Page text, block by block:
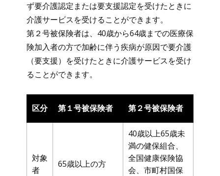
ず要介護認定または要支援認定を受けたときに
介護サービスを受けることができます。
第２号被保険者は、40歳から64歳までの医療保
険加入者の方で加齢に伴う疾病が原因で要介護
（要支援）を受けたときに介護サービスを受け
ることができます。
区分 第１号被保険者 第２号被保険者
対象
者
65歳以上の方
40歳以上65歳未
満の健保組合、
全国健康保険協
会、市町村国保